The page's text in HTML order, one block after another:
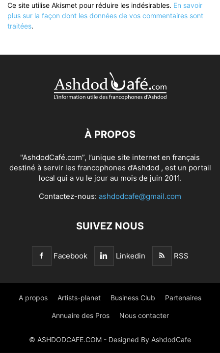
Ce site utilise Akismet pour réduire les indésirables. En savoir
plus sur la façon dont les données de vos commentaires sont
traitées.
À PROPOS
"AshdodCafé.com”, l’unique site internet en français
destiné à servir les francophones d’Ashdod , est un portail
local qui a vu le jour au mois de juin 2011.
Contactez-nous: ashdodcafe@gmail.com
SUIVEZ NOUS
Facebook Linkedin RSS
A propos Artists-planet Business Club Partenaires
Annuaire des Pros Nous contacter
© ASHDODCAFE.COM - Designed By AshdodCafe